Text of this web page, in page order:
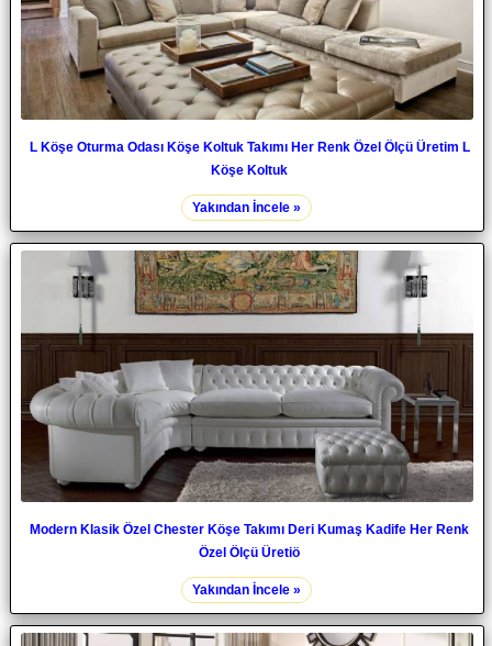
L Köşe Oturma Odası Köşe Koltuk Takımı Her Renk Özel Ölçü Üretim L
Köşe Koltuk
Yakından İncele »
Modern Klasik Özel Chester Köşe Takımı Deri Kumaş Kadife Her Renk
Özel Ölçü Üretiö
Yakından İncele »